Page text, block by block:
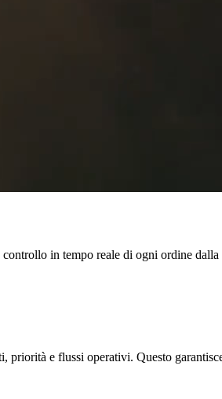
in tempo reale di ogni ordine
e flussi operativi. Questo